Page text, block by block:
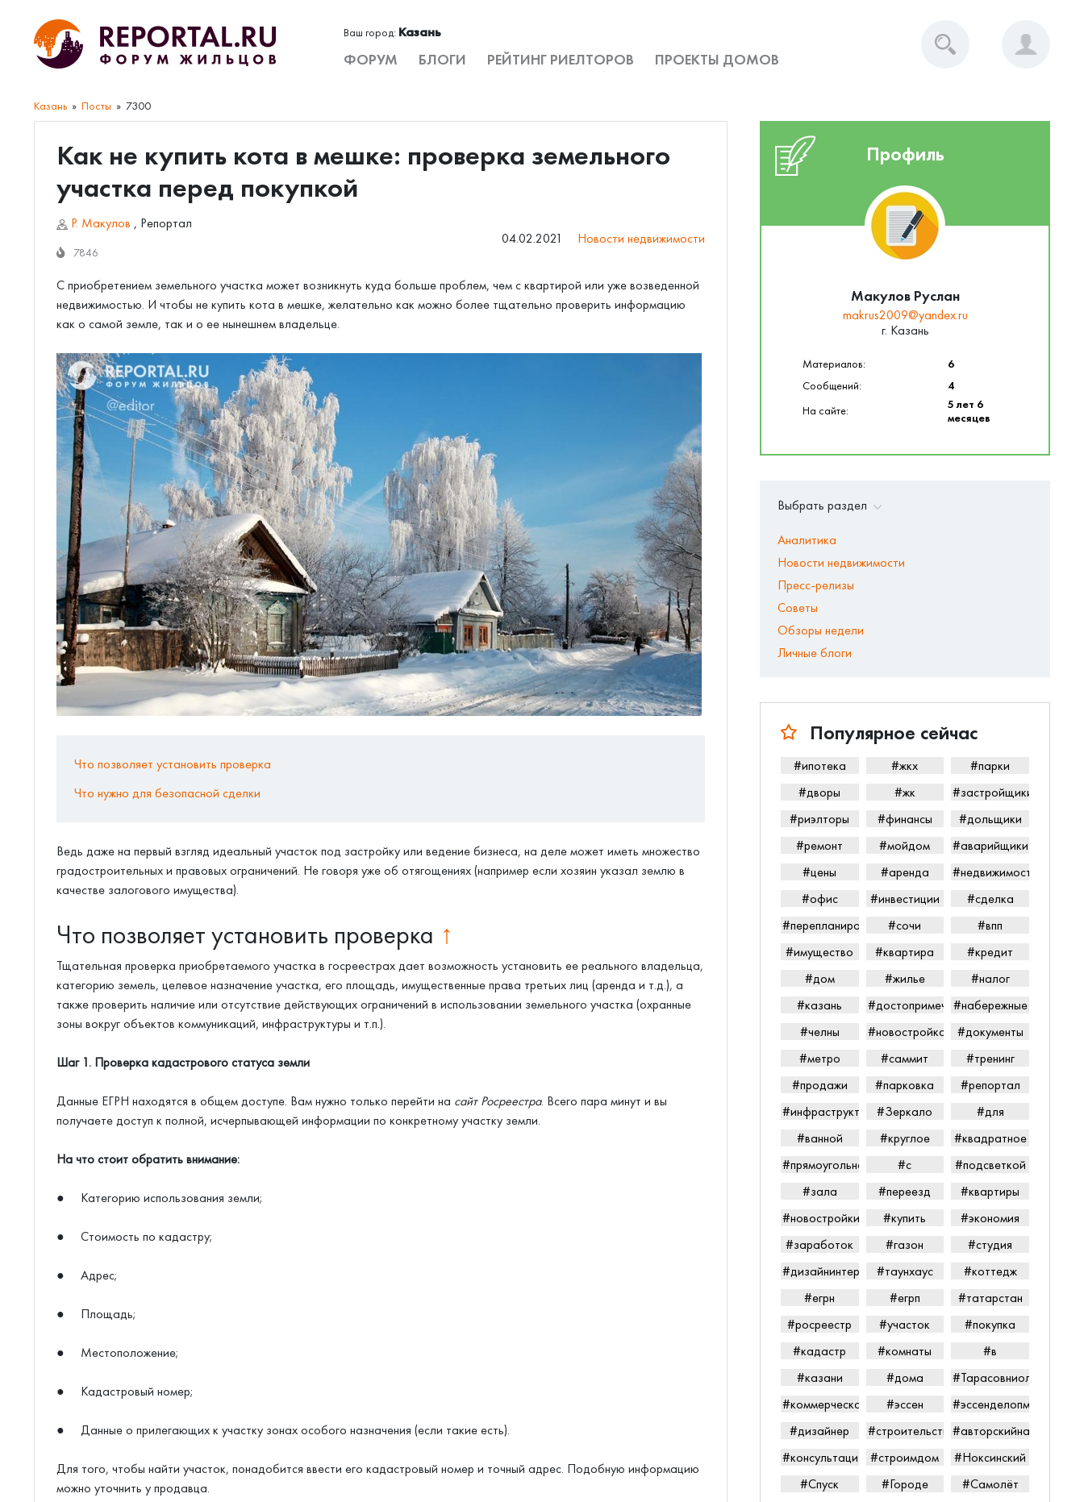
Ваш город: Казань
ФОРУМ БЛОГИ РЕЙТИНГ РИЕЛТОРОВ ПРОЕКТЫ ДОМОВ
Казань Посты 7300
Как не купить кота в мешке: проверка земельного
участка перед покупкой
Р. Макулов , Репортал
04.02.2021
Новости недвижимости
7846
С приобретением земельного участка может возникнуть куда больше проблем, чем с квартирой или уже возведенной
недвижимостью. И чтобы не купить кота в мешке, желательно как можно более тщательно проверить информацию
как о самой земле, так и о ее нынешнем владельце.
Что позволяет установить проверка
Что нужно для безопасной сделки
Ведь даже на первый взгляд идеальный участок под застройку или ведение бизнеса, на деле может иметь множество
градостроительных и правовых ограничений. Не говоря уже об отягощениях (например если хозяин указал землю в
качестве залогового имущества).
Что позволяет установить проверка ↑
Тщательная проверка приобретаемого участка в госреестрах дает возможность установить ее реального владельца,
категорию земель, целевое назначение участка, его площадь, имущественные права третьих лиц (аренда и т.д.), а
также проверить наличие или отсутствие действующих ограничений в использовании земельного участка (охранные
зоны вокруг объектов коммуникаций, инфраструктуры и т.п.).
Шаг 1. Проверка кадастрового статуса земли
Данные ЕГРН находятся в общем доступе. Вам нужно только перейти на сайт Росреестра. Всего пара минут и вы
получаете доступ к полной, исчерпывающей информации по конкретному участку земли.
На что стоит обратить внимание:
● Категорию использования земли;
● Стоимость по кадастру;
● Адрес;
● Площадь;
● Местоположение;
● Кадастровый номер;
● Данные о прилегающих к участку зонах особого назначения (если такие есть).
Для того, чтобы найти участок, понадобится ввести его кадастровый номер и точный адрес. Подобную информацию
можно уточнить у продавца.
Профиль
Макулов Руслан
makrus2009@yandex.ru
г. Казань
Материалов:
6
Сообщений:
4
На сайте:
5 лет 6
месяцев
Выбрать раздел
Аналитика
Новости недвижимости
Пресс-релизы
Советы
Обзоры недели
Личные блоги
Популярное сейчас
#ипотека #жкх
#парки
#дворы
#жк
#застройщики
#риэлторы
#финансы
#дольщики
#ремонт
#мойдом
#аварийщики
#цены
#аренда
#недвижимость
#офис
#инвестиции
#сделка
#перепланировка
#сочи
#впп
#имущество
#квартира
#кредит
#дом
#жилье
#налог
#казань
#достопримечательности
#набережные
#челны
#новостройка
#документы
#метро
#саммит
#тренинг
#продажи
#парковка
#репортал
#инфраструктура#Зеркало
#для
#ванной
#круглое
#квадратное
#прямоугольное
#с
#подсветкой
#зала
#переезд
#квартиры
#новостройки
#купить
#экономия
#заработок
#газон
#студия
#дизайнинтерьера#таунхаус
#коттедж
#егрн
#егрп
#татарстан
#росреестр
#участок
#покупка
#кадастр
#комнаты
#в
#казани
#дома
#коммерческаянедвижимость
#эссен
#эссенделопмент
#дизайнер
#строительство#авторскийнадзор
#консультацияпередпокупкой
#строимдом
#Ноксинский
#Спуск
#Городе
#Самолёт